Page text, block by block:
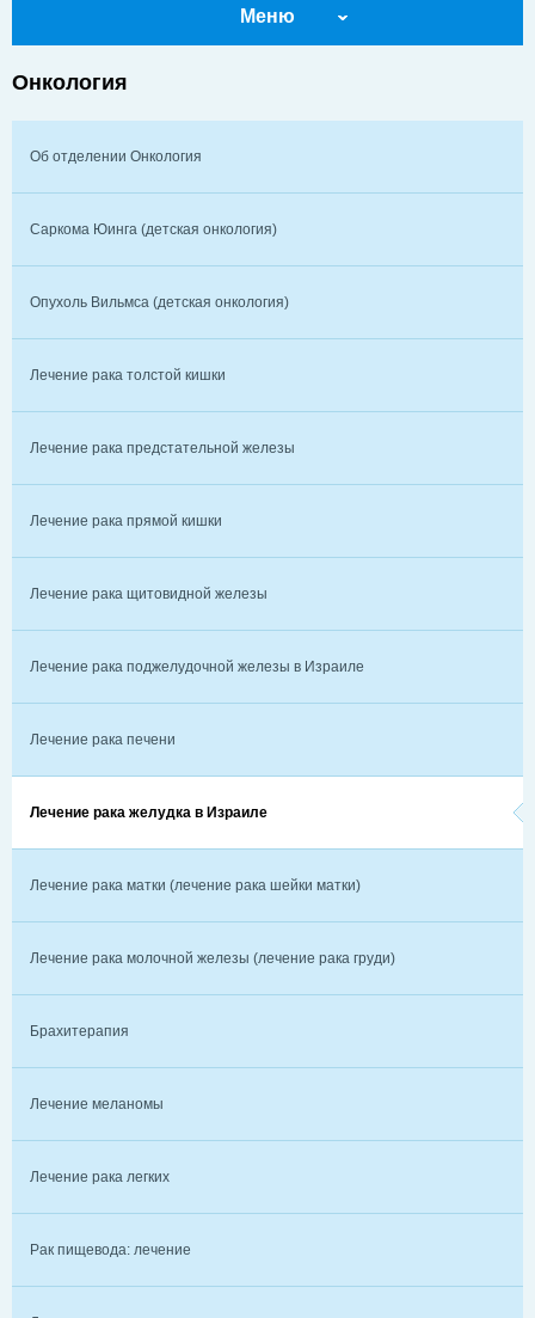
Меню
Онкология
Об отделении Онкология
Саркома Юинга (детская онкология)
Опухоль Вильмса (детская онкология)
Лечение рака толстой кишки
Лечение рака предстательной железы
Лечение рака прямой кишки
Лечение рака щитовидной железы
Лечение рака поджелудочной железы в Израиле
Лечение рака печени
Лечение рака желудка в Израиле
Лечение рака матки (лечение рака шейки матки)
Лечение рака молочной железы (лечение рака груди)
Брахитерапия
Лечение меланомы
Лечение рака легких
Рак пищевода: лечение